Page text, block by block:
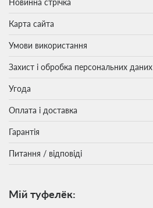
Новинна стрічка
Карта сайта
Умови використання
Захист і обробка персональних даних
Угода
Оплата і доставка
Гарантія
Питання / відповіді
Мій туфелёк: